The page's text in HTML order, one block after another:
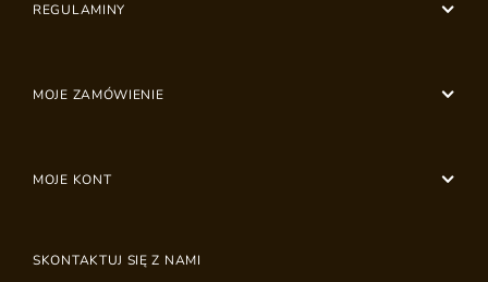
REGULAMINY
MOJE ZAMÓWIENIE
MOJE KONT
SKONTAKTUJ SIĘ Z NAMI